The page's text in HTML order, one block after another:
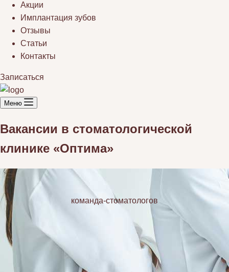
Акции
Имплантация зубов
Отзывы
Статьи
Контакты
Записаться
Меню
Вакансии в стоматологической
клинике «Оптима»
команда-стоматологов